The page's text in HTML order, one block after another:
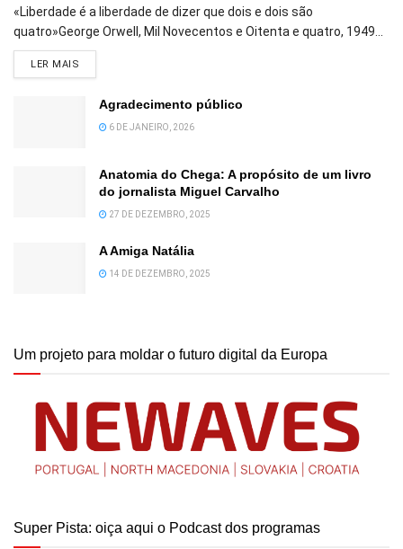
«Liberdade é a liberdade de dizer que dois e dois são
quatro»George Orwell, Mil Novecentos e Oitenta e quatro, 1949...
LER MAIS
Agradecimento público
6 DE JANEIRO, 2026
Anatomia do Chega: A propósito de um livro
do jornalista Miguel Carvalho
27 DE DEZEMBRO, 2025
A Amiga Natália
14 DE DEZEMBRO, 2025
Um projeto para moldar o futuro digital da Europa
Super Pista: oiça aqui o Podcast dos programas